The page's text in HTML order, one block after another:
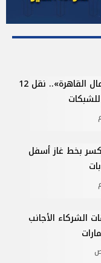
حركة تنقلات جديدة بـ«شمال القاهرة».. نقل 12
بخط غاز أسفل
الشركاء الأجانب